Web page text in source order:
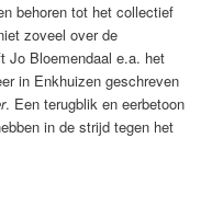
behoren tot het collectief
zoveel over de
Jo Bloemendaal e.a. het
in Enkhuizen geschreven
. Een terugblik en eerbetoon
in de strijd tegen het